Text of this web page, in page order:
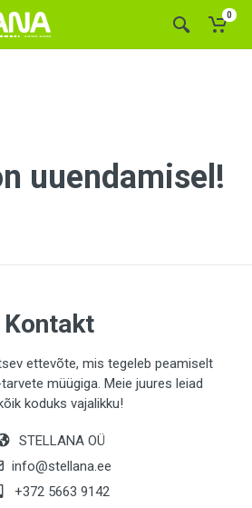
0
uuendamisel!
Kontakt
ettevõte, mis tegeleb peamiselt
müügiga. Meie juures leiad
koduks vajalikku!
STELLANA OÜ
info@stellana.ee
+372 5663 9142